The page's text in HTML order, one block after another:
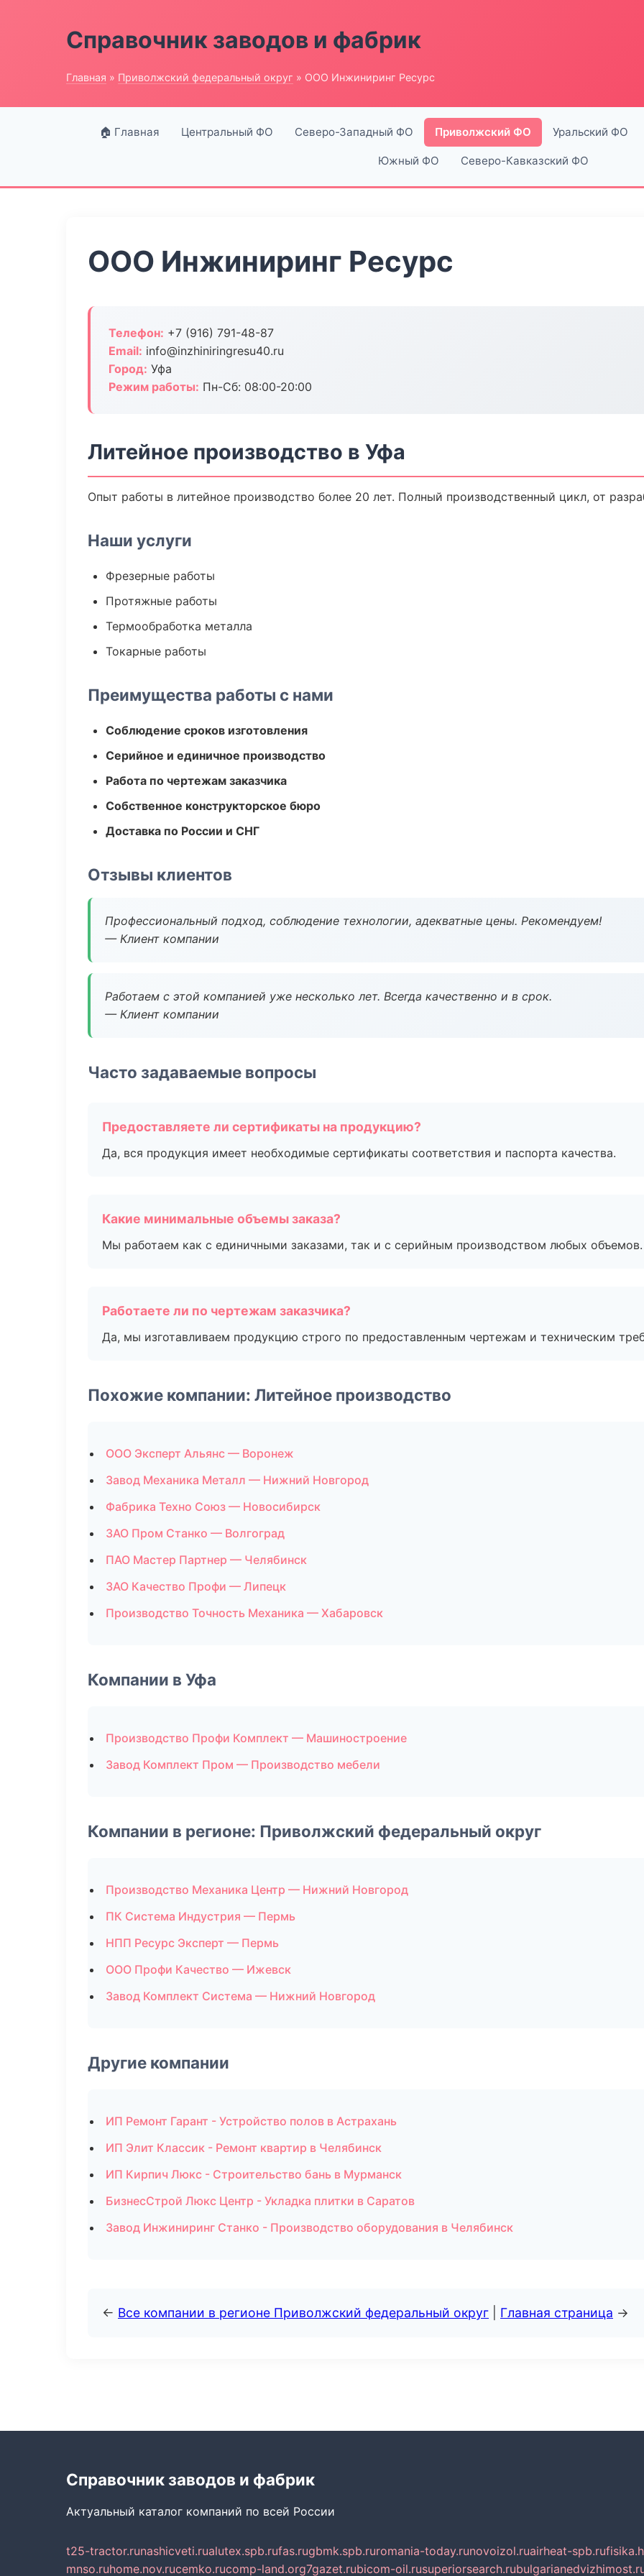
Справочник заводов и фабрик
Главная » Приволжский федеральный округ » ООО Инжиниринг Ресурс
🏠 Главная Центральный ФО Северо-Западный ФО Приволжский ФО Уральский ФО
Южный ФО Северо-Кавказский ФО
ООО Инжиниринг Ресурс
Телефон: +7 (916) 791-48-87
Email: info@inzhiniringresu40.ru
Город: Уфа
Режим работы: Пн-Сб: 08:00-20:00
Литейное производство в Уфа
Опыт работы в литейное производство более 20 лет. Полный производственный цикл, от
Наши услуги
Фрезерные работы
Протяжные работы
Термообработка металла
Токарные работы
Преимущества работы с нами
Соблюдение сроков изготовления
Серийное и единичное производство
Работа по чертежам заказчика
Собственное конструкторское бюро
Доставка по России и СНГ
Отзывы клиентов
Профессиональный подход, соблюдение технологии, адекватные цены. Рекомендуем!
— Клиент компании
Работаем с этой компанией уже несколько лет. Всегда качественно и в срок.
— Клиент компании
Часто задаваемые вопросы
Предоставляете ли сертификаты на продукцию?
Да, вся продукция имеет необходимые сертификаты соответствия и паспорта качества.
Какие минимальные объемы заказа?
Мы работаем как с единичными заказами, так и с серийным производством любых объемов.
Работаете ли по чертежам заказчика?
Да, мы изготавливаем продукцию строго по предоставленным чертежам и техническим
Похожие компании: Литейное производство
ООО Эксперт Альянс — Воронеж
Завод Механика Металл — Нижний Новгород
Фабрика Техно Союз — Новосибирск
ЗАО Пром Станко — Волгоград
ПАО Мастер Партнер — Челябинск
ЗАО Качество Профи — Липецк
Производство Точность Механика — Хабаровск
Компании в Уфа
Производство Профи Комплект — Машиностроение
Завод Комплект Пром — Производство мебели
Компании в регионе: Приволжский федеральный округ
Производство Механика Центр — Нижний Новгород
ПК Система Индустрия — Пермь
НПП Ресурс Эксперт — Пермь
ООО Профи Качество — Ижевск
Завод Комплект Система — Нижний Новгород
Другие компании
ИП Ремонт Гарант - Устройство полов в Астрахань
ИП Элит Классик - Ремонт квартир в Челябинск
ИП Кирпич Люкс - Строительство бань в Мурманск
БизнесСтрой Люкс Центр - Укладка плитки в Саратов
Завод Инжиниринг Станко - Производство оборудования в Челябинск
← Все компании в регионе Приволжский федеральный округ Главная страница →
Справочник заводов и фабрик
Актуальный каталог компаний по всей России
t25-tractor.runashicveti.rualutex.spb.rufas.rugbmk.spb.ruromania-today.runovoizol.ruairheat-spb.ru
mnso.ruhome.nov.rucemko.rucomp-land.org7gazet.rubicom-oil.rusuperiorsearch.ru